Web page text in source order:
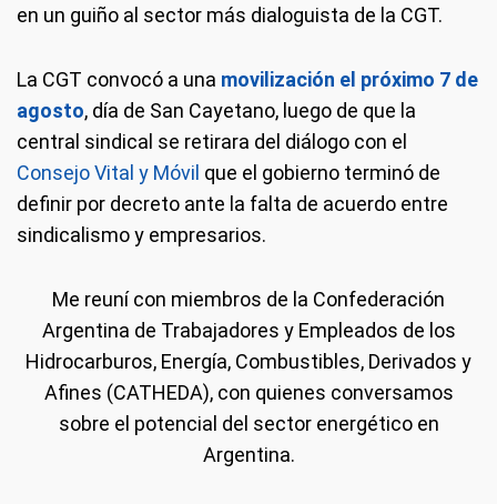
en un guiño al sector más dialoguista de la CGT.
La CGT convocó a una movilización el próximo 7 de
agosto, día de San Cayetano, luego de que la
central sindical se retirara del diálogo con el
Consejo Vital y Móvil que el gobierno terminó de
definir por decreto ante la falta de acuerdo entre
sindicalismo y empresarios.
Me reuní con miembros de la Confederación
Argentina de Trabajadores y Empleados de los
Hidrocarburos, Energía, Combustibles, Derivados y
Afines (CATHEDA), con quienes conversamos
sobre el potencial del sector energético en
Argentina.